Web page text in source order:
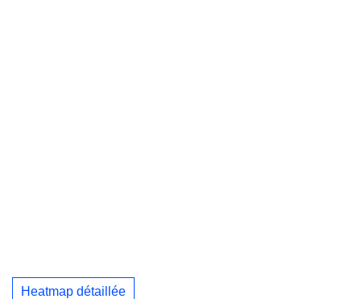
Heatmap détaillée